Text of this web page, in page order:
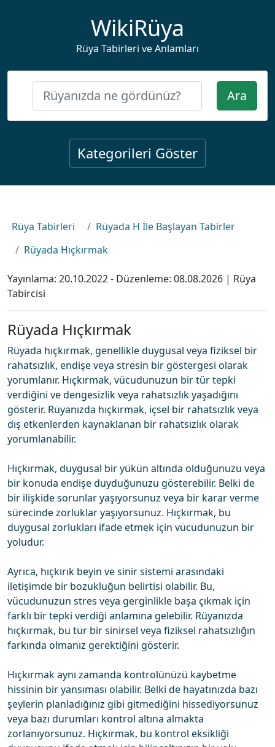
WikiRüya
Rüya Tabirleri ve Anlamları
Ara
Kategorileri Göster
Rüya Tabirleri
Rüyada H İle Başlayan Tabirler
Rüyada Hıçkırmak
Yayınlama: 20.10.2022- Düzenleme: 08.08.2026 | Rüya
Tabircisi
Rüyada Hıçkırmak
Rüyada hıçkırmak, genellikle duygusal veya fiziksel bir
rahatsızlık, endişe veya stresin bir göstergesi olarak
yorumlanır. Hıçkırmak, vücudunuzun bir tür tepki
verdiğini ve dengesizlik veya rahatsızlık yaşadığını
gösterir. Rüyanızda hıçkırmak, içsel bir rahatsızlık veya
dış etkenlerden kaynaklanan bir rahatsızlık olarak
yorumlanabilir.
Hıçkırmak, duygusal bir yükün altında olduğunuzu veya
bir konuda endişe duyduğunuzu gösterebilir. Belki de
bir ilişkide sorunlar yaşıyorsunuz veya bir karar verme
sürecinde zorluklar yaşıyorsunuz. Hıçkırmak, bu
duygusal zorlukları ifade etmek için vücudunuzun bir
yoludur.
Ayrıca, hıçkırık beyin ve sinir sistemi arasındaki
iletişimde bir bozukluğun belirtisi olabilir. Bu,
vücudunuzun stres veya gerginlikle başa çıkmak için
farklı bir tepki verdiği anlamına gelebilir. Rüyanızda
hıçkırmak, bu tür bir sinirsel veya fiziksel rahatsızlığın
farkında olmanız gerektiğini gösterir.
Hıçkırmak aynı zamanda kontrolünüzü kaybetme
hissinin bir yansıması olabilir. Belki de hayatınızda bazı
şeylerin planladığınız gibi gitmediğini hissediyorsunuz
veya bazı durumları kontrol altına almakta
zorlanıyorsunuz. Hıçkırmak, bu kontrol eksikliği